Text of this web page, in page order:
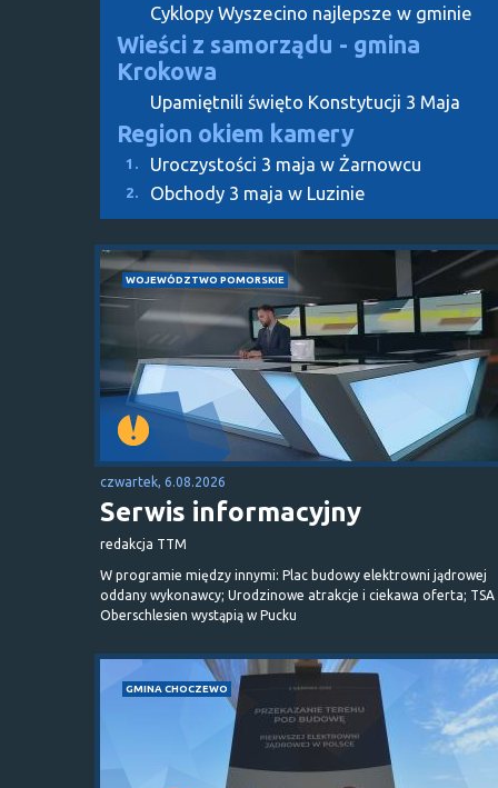
Cyklopy Wyszecino najlepsze w gminie
Wieści z samorządu - gmina
Krokowa
Upamiętnili święto Konstytucji 3 Maja
Region okiem kamery
1. Uroczystości 3 maja w Żarnowcu
2. Obchody 3 maja w Luzinie
WOJEWÓDZTWO POMORSKIE
czwartek, 6.08.2026
Serwis informacyjny
redakcja TTM
W programie między innymi: Plac budowy elektrowni jądrowej
oddany wykonawcy; Urodzinowe atrakcje i ciekawa oferta; TSA
Oberschlesien wystąpią w Pucku
GMINA CHOCZEWO